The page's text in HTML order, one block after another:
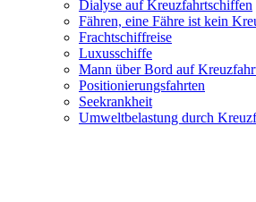
Dialyse auf Kreuzfahrtschiffen
Fähren, eine Fähre ist kein
Frachtschiffreise
Luxusschiffe
Mann über Bord auf
Positionierungsfahrten
Seekrankheit
Umweltbelastung durch